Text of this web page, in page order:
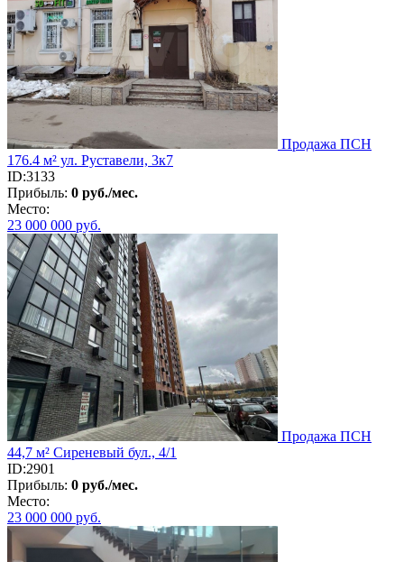
Продажа ПСН
176.4 м² ул. Руставели, 3к7
ID:3133
Прибыль: 0 руб./мес.
Место:
23 000 000 руб.
Продажа ПСН
44,7 м² Сиреневый бул., 4/1
ID:2901
Прибыль: 0 руб./мес.
Место:
23 000 000 руб.